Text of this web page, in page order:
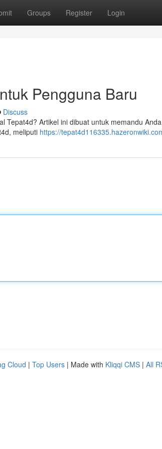
Groups Register Login
Pengguna Baru
Discuss
Tepat4d? Artikel ini dibuat untuk memandu
meliputi https://
Cloud | Top Users | Made with Kliqqi CMS | All